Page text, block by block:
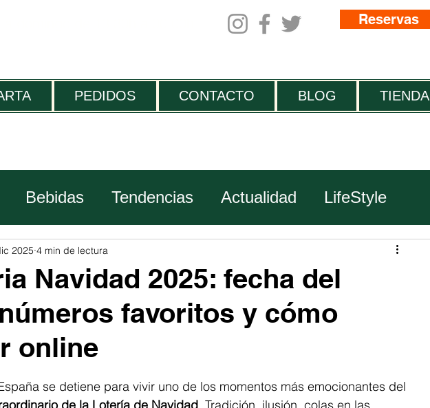
Reservas
PEDIDOS CONTACTO BLOG TIENDA
Bebidas Tendencias Actualidad LifeStyle
Viajes
Navidad 2025: fecha del
favoritos y cómo
online
2025 4 min de lectura
estrellas.
se detiene para vivir uno de los momentos más emocionantes del